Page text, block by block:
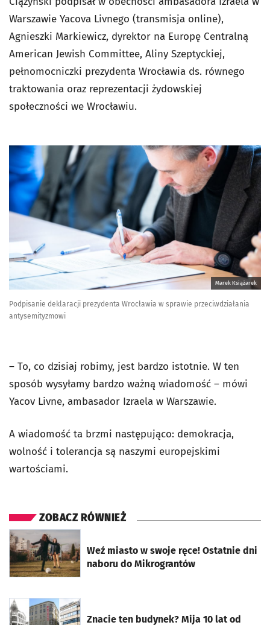
Warszawie Yacova Livnego (transmisja online),
Agnieszki Markiewicz, dyrektor na Europę Centralną
American Jewish Committee, Aliny Szeptyckiej,
pełnomocniczki prezydenta Wrocławia ds. równego
traktowania oraz reprezentacji żydowskiej
społeczności we Wrocławiu.
Marek Książarek
Podpisanie deklaracji prezydenta Wrocławia w sprawie przeciwdziałania
antysemityzmowi
– To, co dzisiaj robimy, jest bardzo istotnie. W ten
sposób wysyłamy bardzo ważną wiadomość – mówi
Yacov Livne, ambasador Izraela w Warszawie.
A wiadomość ta brzmi następująco: demokracja,
wolność i tolerancja są naszymi europejskimi
wartościami.
ZOBACZ RÓWNIEŻ
Weź miasto w swoje ręce! Ostatnie dni
naboru do Mikrograntów
otworzy się w nowej karcie
Znacie ten budynek? Mija 10 lat od
otworzy się w nowej karcie